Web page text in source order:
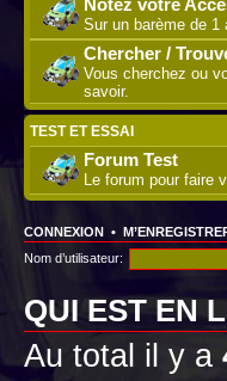
Notez votre
Sur un barème de 1
Chercher /
Vous cherchez ou
savoir.
TEST ET ESSAI
Forum Test
Le forum pour faire
CONNEXION •
Nom d’utilisateur:
QUI EST EN
Au total il y a